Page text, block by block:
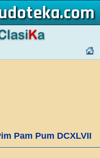
Pam Pum DCXLVII